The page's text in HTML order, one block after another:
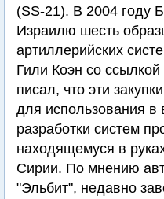
(SS-21). В 2004 году
Израилю шесть
артиллерийских
Гили Коэн со
писал, что эти
для использования в
разработки систем
находящемуся в
Сирии. По мнению
"Эльбит", недавно